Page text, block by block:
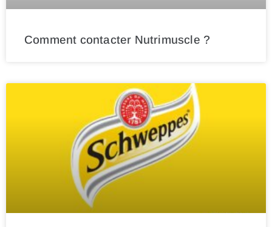
Comment contacter Nutrimuscle ?